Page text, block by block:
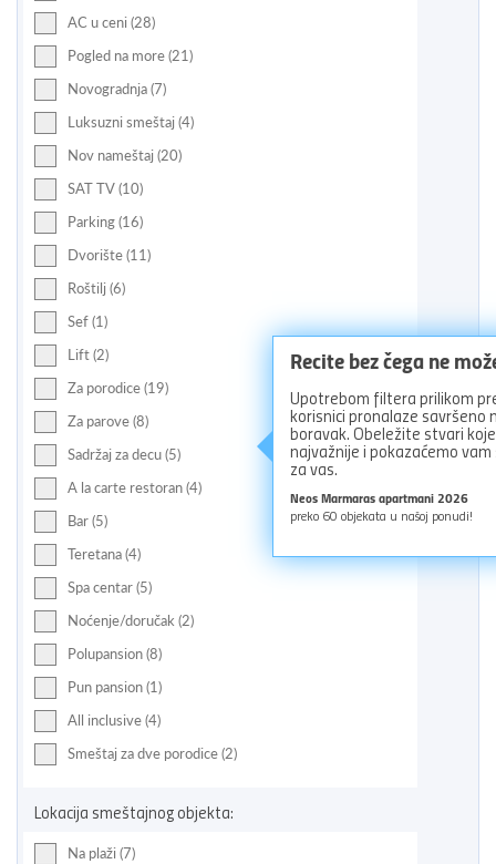
Recite bez čega ne
Upotrebom filtera prilikom
korisnici pronalaze savršeno
boravak. Obeležite stvari
najvažnije i pokazaćemo
za vas.
Neos Marmaras apartmani 2026
preko 60 objekata u našoj ponudi!
AC u ceni (28)
Pogled na more (21)
Novogradnja (7)
Luksuzni smeštaj (4)
Nov nameštaj (20)
SAT TV (10)
Parking (16)
Dvorište (11)
Roštilj (6)
Sef (1)
Lift (2)
Za porodice (19)
Za parove (8)
Sadržaj za decu (5)
A la carte restoran (4)
Bar (5)
Teretana (4)
Spa centar (5)
Noćenje/doručak (2)
Polupansion (8)
Pun pansion (1)
All inclusive (4)
Smeštaj za dve porodice (2)
Lokacija smeštajnog objekta:
Na plaži (7)